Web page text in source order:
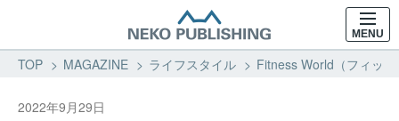
MENU
TOP MAGAZINE ライフスタイル Fitness World（フィッ
2022年9月29日